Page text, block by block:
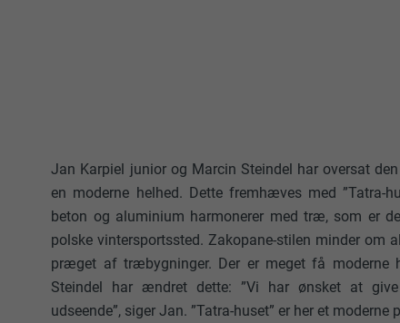
Jan Karpiel junior og Marcin Steindel har oversat
en moderne helhed. Dette fremhæves med ”Tatra-
beton og aluminium harmonerer med træ, som er
polske vintersportssted. Zakopane-stilen minder om
præget af træbygninger. Der er meget få moderne
Steindel har ændret dette: ”Vi har ønsket at
udseende”, siger Jan. ”Tatra-huset” er her et moderne